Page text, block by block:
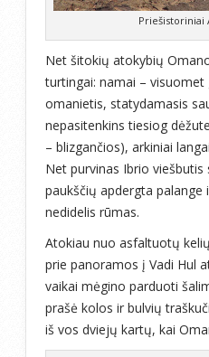
Priešistoriniai
Net šitokių atokybių
turtingai: namai – visuomet
omanietis, statydamasis
nepasitenkins tiesiog
– blizgančios), arkiniai
Net purvinas Ibrio viešbutis
paukščių apdergta
nedidelis rūmas.
Atokiau nuo asfaltuotų
prie panoramos į Vadi Hul
vaikai mėgino parduoti
prašė kolos ir bulvių
iš vos dviejų kartų, kai